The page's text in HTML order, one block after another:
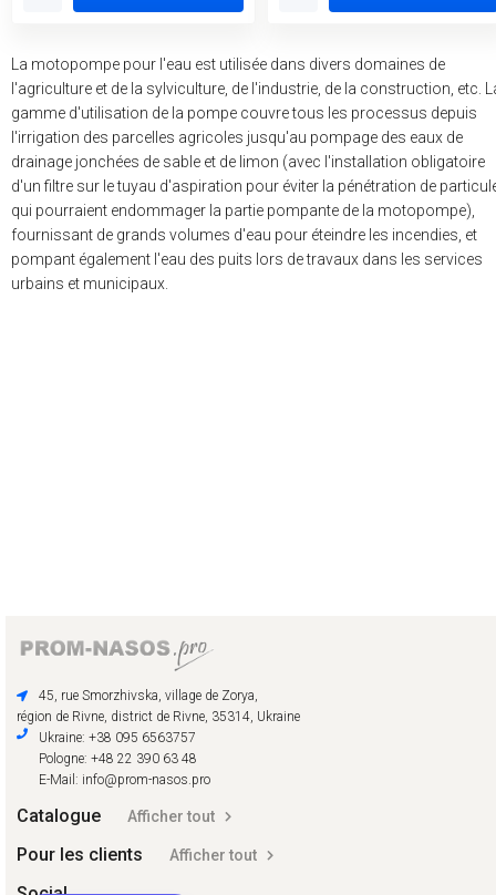
La motopompe pour l'eau est utilisée dans divers domaines de
l'agriculture et de la sylviculture, de l'industrie, de la construction, etc.
gamme d'utilisation de la pompe couvre tous les processus depuis
l'irrigation des parcelles agricoles jusqu'au pompage des eaux de
drainage jonchées de sable et de limon (avec l'installation obligatoire
d'un filtre sur le tuyau d'aspiration pour éviter la pénétration de
qui pourraient endommager la partie pompante de la motopompe),
fournissant de grands volumes d'eau pour éteindre les incendies, et
pompant également l'eau des puits lors de travaux dans les services
urbains et municipaux.
45, rue Smorzhivska, village de Zorya,
région de Rivne, district de Rivne, 35314, Ukraine
Ukraine: +38 095 6563757
Pologne: +48 22 390 63 48
E-Mail: info@prom-nasos.pro
Catalogue Afficher tout
Pour les clients Afficher tout